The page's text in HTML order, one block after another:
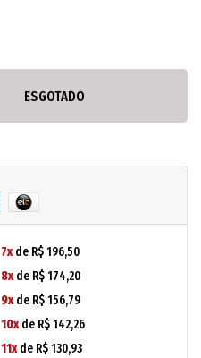
ESGOTADO
7xde R$ 196,50
8xde R$ 174,20
9xde R$ 156,79
10xde R$ 142,26
11xde R$ 130,93